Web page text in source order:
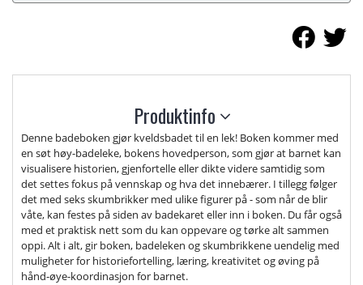
Produktinfo
Denne badeboken gjør kveldsbadet til en lek! Boken kommer med
en søt høy-badeleke, bokens hovedperson, som gjør at barnet kan
visualisere historien, gjenfortelle eller dikte videre samtidig som
det settes fokus på vennskap og hva det innebærer. I tillegg følger
det med seks skumbrikker med ulike figurer på - som når de blir
våte, kan festes på siden av badekaret eller inn i boken. Du får også
med et praktisk nett som du kan oppevare og tørke alt sammen
oppi. Alt i alt, gir boken, badeleken og skumbrikkene uendelig med
muligheter for historiefortelling, læring, kreativitet og øving på
hånd-øye-koordinasjon for barnet.